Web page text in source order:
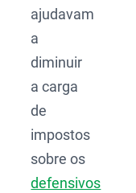
ajudavam
a
diminuir
a carga
de
impostos
sobre os
defensivos